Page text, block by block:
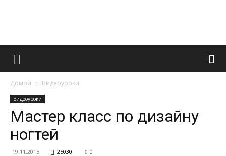
Французский
Домой Видеоуроки
Видеоуроки
Мастер класс по дизайну
ногтей
19.11.2015 25030 0